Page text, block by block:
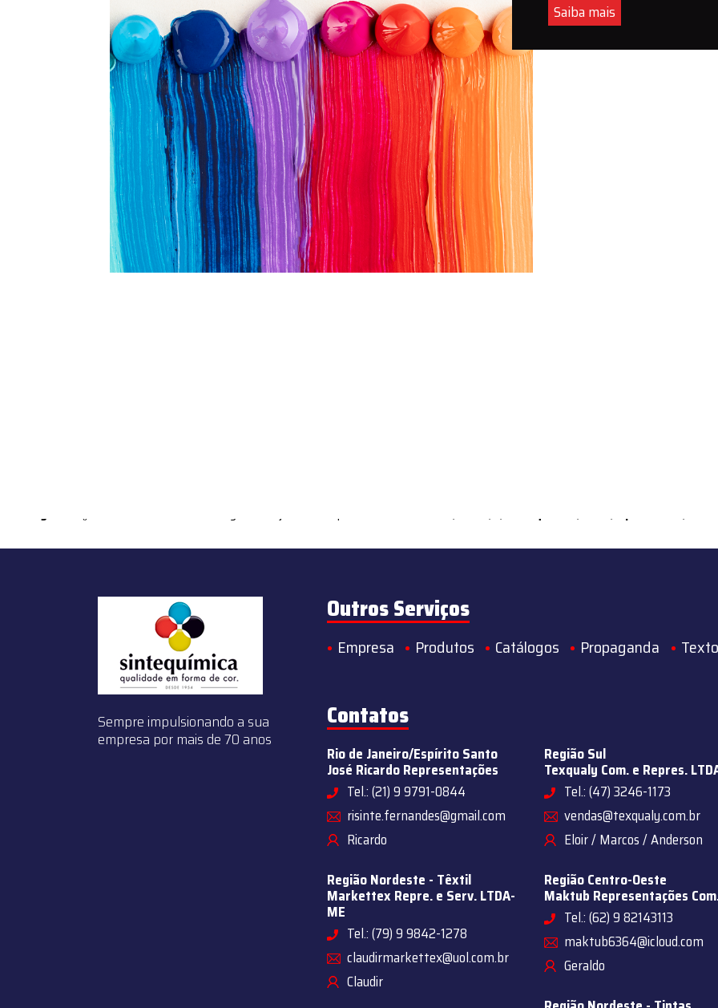
Saiba mais
Warning : count(): Parameter must be an array or an object that implements Countable in /home/s/sintequimica/www/wp-content/
Sempre impulsionando a sua
empresa por mais de 70 anos
Outros Serviços
Empresa Produtos Catálogos Propaganda
Contatos
Rio de Janeiro/Espírito Santo
José Ricardo Representações
Tel.: (21) 9 9791-0844
risinte.fernandes@gmail.com
Ricardo
Região Sul
Texqualy Com. e Repres.
Tel.: (47) 3246-1173
vendas@texqualy.com.br
Eloir / Marcos / Anderson
Região Nordeste - Têxtil
Markettex Repre. e Serv. LTDA-
ME
Tel.: (79) 9 9842-1278
claudirmarkettex@uol.com.br
Claudir
Região Centro-Oeste
Maktub Representações
Tel.: (62) 9 82143113
maktub6364@icloud.com
Geraldo